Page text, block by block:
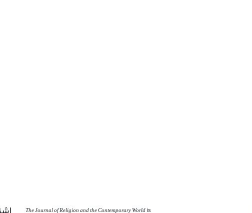
The Journal of Religion and the Contemporary World is